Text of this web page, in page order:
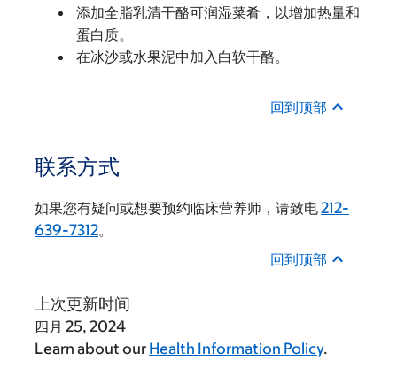
添加全脂乳清干酪可润湿菜肴，以增加热量和
蛋白质。
在冰沙或水果泥中加入白软干酪。
回到顶部
联系方式
如果您有疑问或想要预约临床营养师，请致电212-
639-7312。
回到顶部
上次更新时间
四月 25, 2024
Learn about our Health Information Policy.